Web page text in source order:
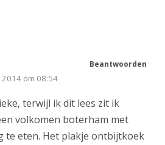
om 08:54
terwijl ik dit lees zit ik
volkomen boterham met
te eten. Het plakje ontbijtkoek
Beantwoorden